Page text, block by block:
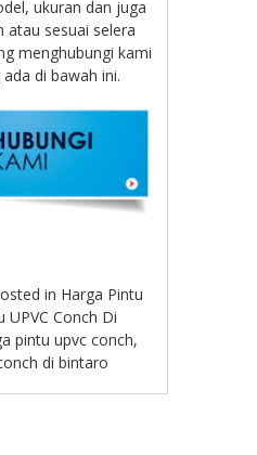
ukuran dan juga
atau sesuai selera
menghubungi kami
di bawah ini.
in Harga Pintu
UPVC Conch Di
pintu upvc conch,
di bintaro